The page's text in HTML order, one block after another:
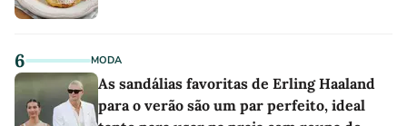
6 MODA
As sandálias favoritas de Erling Haaland
para o verão são um par perfeito, ideal